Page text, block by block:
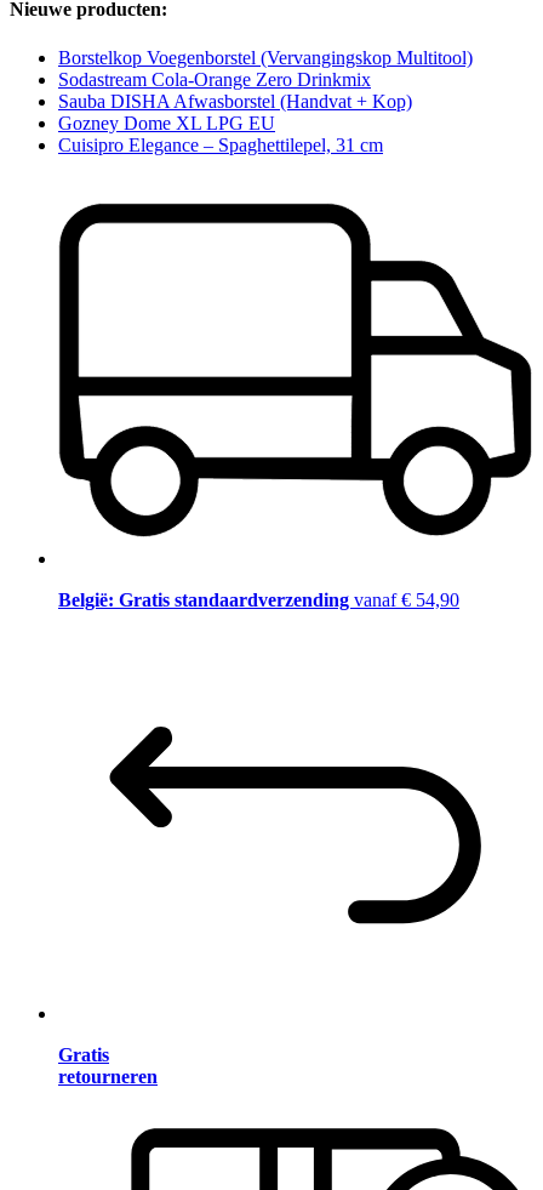
Nieuwe producten:
Borstelkop Voegenborstel (Vervangingskop Multitool)
Sodastream Cola-Orange Zero Drinkmix
Sauba DISHA Afwasborstel (Handvat + Kop)
Gozney Dome XL LPG EU
Cuisipro Elegance – Spaghettilepel, 31 cm
België: Gratis standaardverzending vanaf € 54,90
Gratis
retourneren